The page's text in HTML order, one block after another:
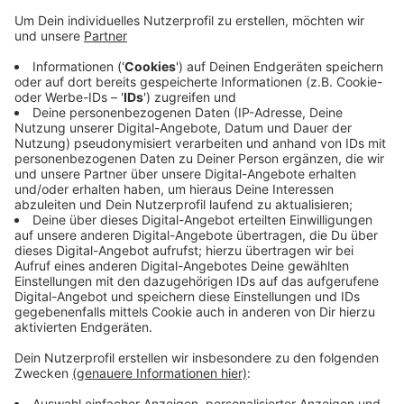
Anzeige
Die Nachfrage ist auch bei kalten Temperaturen recht
hoch, so die Stadtwerke. Trotzdem empfehlen die
Stadtwerke wettergerechtes Fahren. Vor allem bei
Nässe sollte die Geschwindigkeit gedrosselt werden.
Damit man sicher auf den E-Rollern unterwegs ist,
bieten die Stadtwerke auch ein Fahrtraining für die
Eddys an. Das nächste findet am 12. Oktober von
16.00 bis 20.00 Uhr im Ehrenhof statt. Die Teilnahme
ist umsonst.
Anzeige